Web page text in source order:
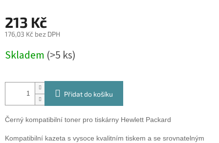
213 Kč
176,03 Kč bez DPH
cena:
Skladem (>5 ks)
Přidat do košíku
Černý kompatibilní toner pro tiskárny Hewlett Packard
Kompatibilní kazeta s vysoce kvalitním tiskem a se srovnatelným